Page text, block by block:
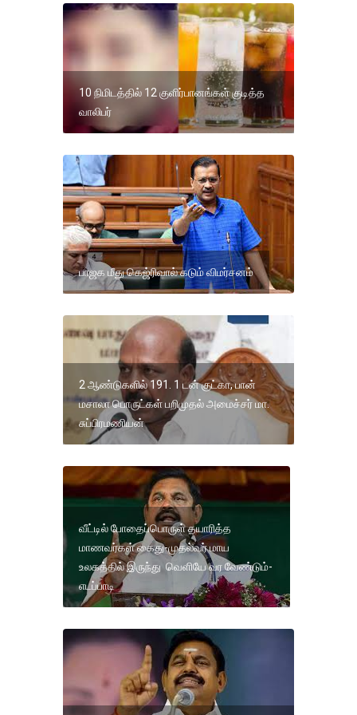
10 நிமிடத்தில் 12 குளிர்பானங்கள் குடித்த
வாலிபர்
பாஜக மீது கெஜ்ரிவால் கடும் விமர்சனம்
2 ஆண்டுகளில் 191. 1 டன் குட்கா, பான்
மசாலா பொருட்கள் பறிமுதல் அமைச்சர் மா.
சுப்பிரமணியன்
வீட்டில் போதைப்பொருள் தயாரித்த
மாணவர்கள் கைது-முதல்வர் மாய
உலகத்தில் இருந்து வெளியே வர வேண்டும்-
எடப்பாடி